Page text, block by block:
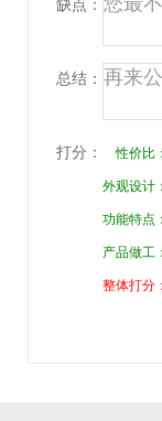
缺点：
总结：
打分： 性价比：
外观设计：
功能特点：
产品做工：
整体打分：